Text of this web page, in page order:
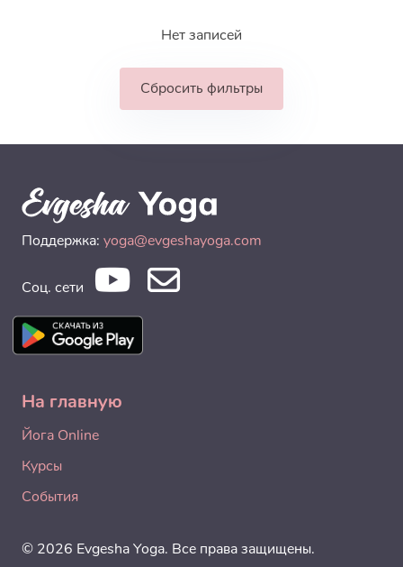
Нет записей
Сбросить фильтры
Поддержка: yoga@evgeshayoga.com
Соц. сети
На главную
Йога Online
Курсы
События
© 2026 Evgesha Yoga. Все права защищены.